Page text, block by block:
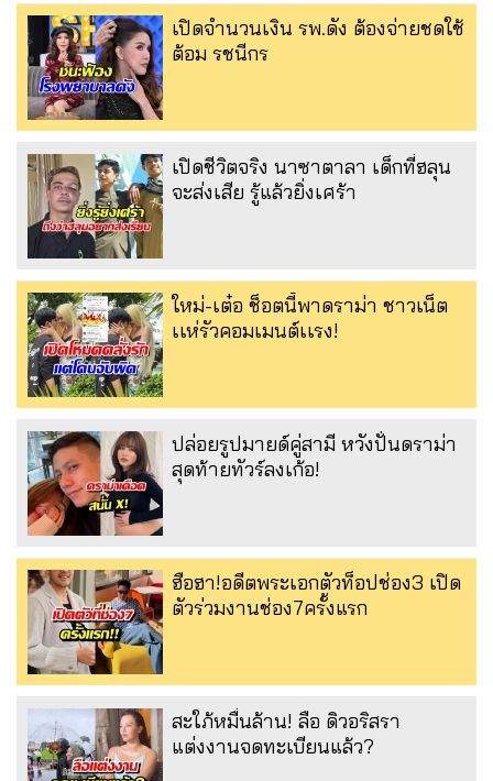
เปิดจำนวนเงิน รพ.ดัง ต้องจ่ายชดใช้
ต้อม รชนีกร
เปิดชีวิตจริง นาซาตาลา เด็กที่ฮลุน
จะส่งเสีย รู้แล้วยิ่งเศร้า
ใหม่-เต๋อ ช็อตนี้พาดราม่า ชาวเน็ต
เเห่รัวคอมเมนต์เเรง!
ปล่อยรูปมายด์คู่สามี หวังปั่นดราม่า
สุดท้ายทัวร์ลงเก้อ!
ฮือฮา!อดีตพระเอกตัวท็อปช่อง3 เปิด
ตัวร่วมงานช่อง7ครั้งแรก
สะใภ้หมื่นล้าน! ลือ ดิวอริสรา
แต่งงานจดทะเบียนแล้ว?